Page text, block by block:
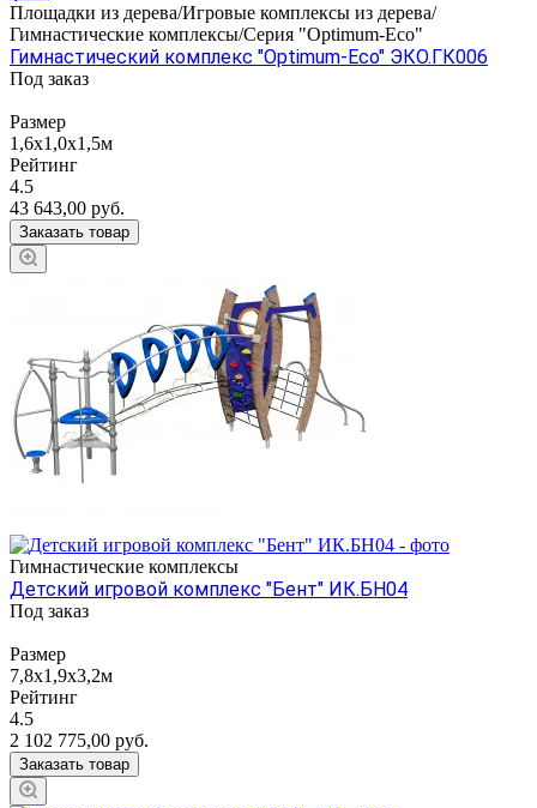
Площадки из дерева/Игровые комплексы из дерева/
Гимнастические комплексы/Серия "Оptimum-Еco"
Гимнастический комплекс "Оptimum-Еco" ЭКО.ГК006
Под заказ
Размер
1,6х1,0х1,5м
Рейтинг
4.5
43 643,00 руб.
Заказать товар
Гимнастические комплексы
Детский игровой комплекс "Бент" ИК.БН04
Под заказ
Размер
7,8х1,9х3,2м
Рейтинг
4.5
2 102 775,00 руб.
Заказать товар